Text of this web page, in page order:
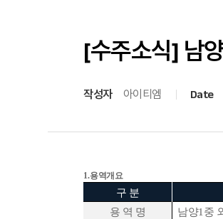
[수주소식] 남
작성자 아이티엠 Date
1.용역개요
구 분
용 역 명
남양1 중